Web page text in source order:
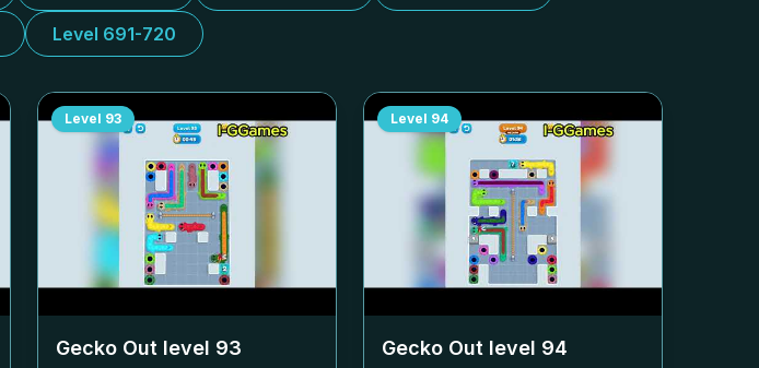
Level 691-720
Level 93
Gecko Out level 93
Level 94
Gecko Out level 94